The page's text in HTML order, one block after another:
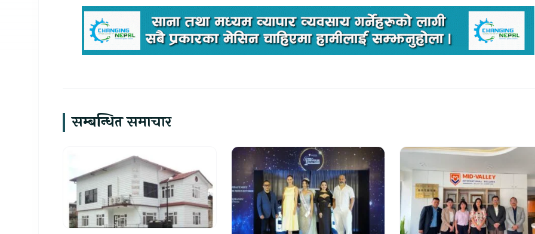
सम्बन्धित समाचार